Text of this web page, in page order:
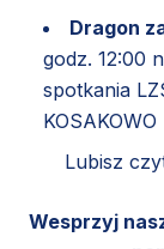
Dragon
godz. 12:00
spotkania
KOSAKOWO
Lubisz
Wesprzyj